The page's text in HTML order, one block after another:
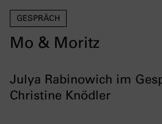
GESPRÄCH
Mo & Moritz
Julya Rabinowich im
Christine Knödler